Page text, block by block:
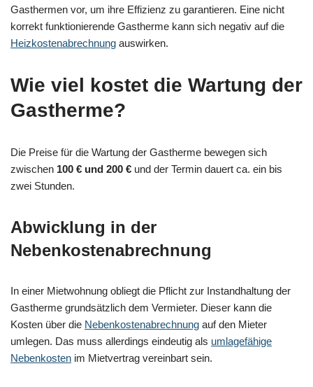
Gasthermen vor, um ihre Effizienz zu garantieren. Eine nicht
korrekt funktionierende Gastherme kann sich negativ auf die
Heizkostenabrechnung auswirken.
Wie viel kostet die Wartung der
Gastherme?
Die Preise für die Wartung der Gastherme bewegen sich
zwischen 100 € und 200 € und der Termin dauert ca. ein bis
zwei Stunden.
Abwicklung in der
Nebenkostenabrechnung
In einer Mietwohnung obliegt die Pflicht zur Instandhaltung der
Gastherme grundsätzlich dem Vermieter. Dieser kann die
Kosten über die Nebenkostenabrechnung auf den Mieter
umlegen. Das muss allerdings eindeutig als umlagefähige
Nebenkosten im Mietvertrag vereinbart sein.